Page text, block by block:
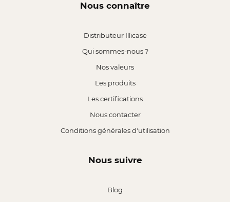
Nous connaître
Distributeur Illicase
Qui sommes-nous ?
Nos valeurs
Les produits
Les certifications
Nous contacter
Conditions générales d'utilisation
Nous suivre
Blog